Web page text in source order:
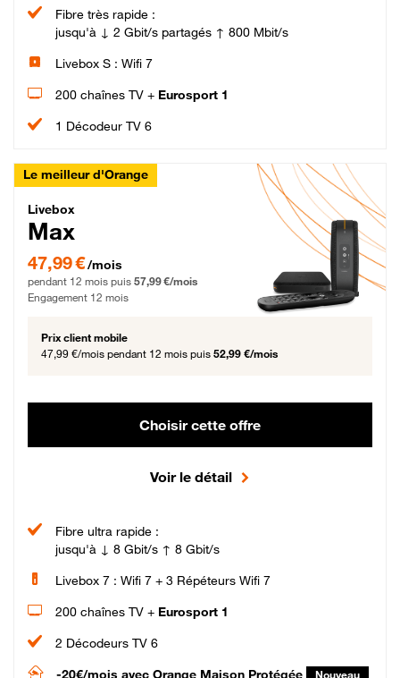
Fibre très rapide :
jusqu'à ↓ 2 Gbit/s partagés ↑ 800 Mbit/s
Livebox S : Wifi 7
200 chaînes TV + Eurosport 1
1 Décodeur TV 6
Le meilleur d'Orange
Livebox Max Fibre
Livebox
Max
47,99 € par mois pendant 12 mois puis 57,99 € par mois, Engagement 12 mois
47,99 €/mois
pendant 12 mois puis 57,99 €/mois
Engagement 12 mois
Prix client mobile
47,99 €/mois pendant 12 mois puis 52,99 €/mois
Choisir cette offre
Voir le détail
Fibre ultra rapide :
jusqu'à ↓ 8 Gbit/s ↑ 8 Gbit/s
Livebox 7 : Wifi 7 + 3 Répéteurs Wifi 7
200 chaînes TV + Eurosport 1
2 Décodeurs TV 6
-20€/mois avec Orange Maison Protégée Nouveau